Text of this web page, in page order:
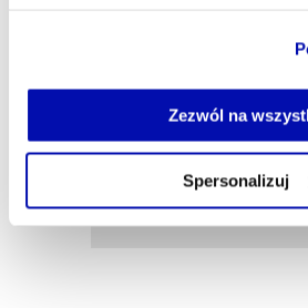
Jeżeli nie wyrażasz zgody na
możesz łatwo zarządzać swoimi
własnej przeglądarce internetowej
Polityce Prywatności.
Zezwól na
Spersonalizuj